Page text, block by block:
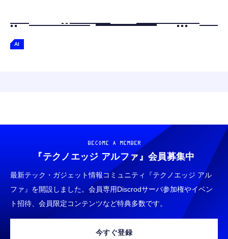
AI
BECOME A MEMBER
『テクノエッジ アルファ』 会員募集中
最新テック・ガジェット情報コミュニティ『テクノエッジ アル
ファ』を開設しました。会員専用Discrodサーバ参加権やイベン
ト招待、会員限定コンテンツなど特典多数です。
今すぐ登録